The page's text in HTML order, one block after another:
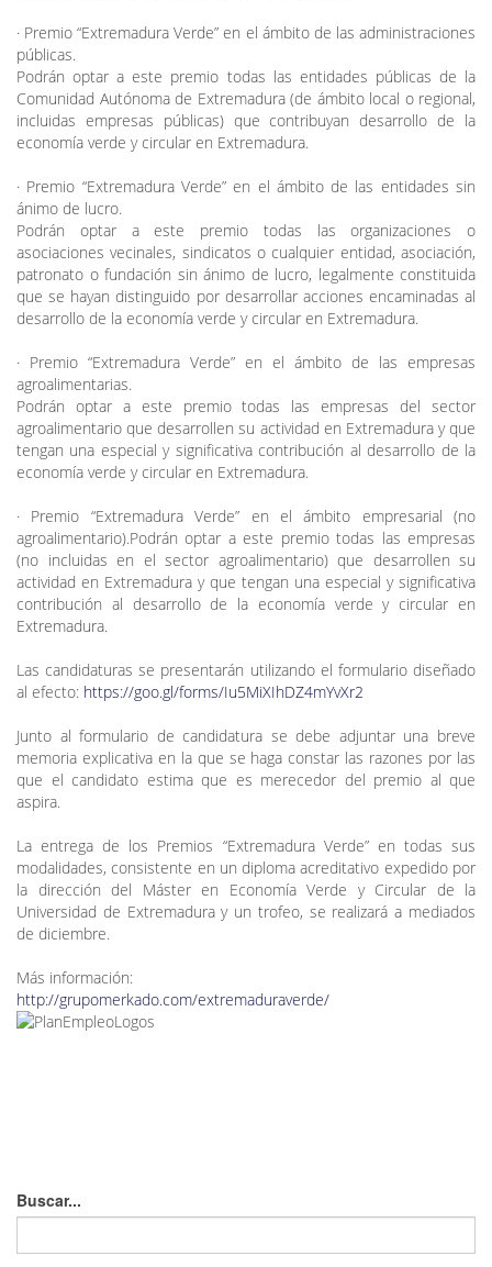
· Premio “Extremadura Verde” en el ámbito de las administraciones
públicas.
Podrán optar a este premio todas las entidades públicas de la
Comunidad Autónoma de Extremadura (de ámbito local o regional,
incluidas empresas públicas) que contribuyan desarrollo de la
economía verde y circular en Extremadura.
· Premio “Extremadura Verde” en el ámbito de las entidades sin
ánimo de lucro.
Podrán optar a este premio todas las organizaciones o
asociaciones vecinales, sindicatos o cualquier entidad, asociación,
patronato o fundación sin ánimo de lucro, legalmente constituida
que se hayan distinguido por desarrollar acciones encaminadas al
desarrollo de la economía verde y circular en Extremadura.
· Premio “Extremadura Verde” en el ámbito de las empresas
agroalimentarias.
Podrán optar a este premio todas las empresas del sector
agroalimentario que desarrollen su actividad en Extremadura y que
tengan una especial y significativa contribución al desarrollo de la
economía verde y circular en Extremadura.
· Premio “Extremadura Verde” en el ámbito empresarial (no
agroalimentario).Podrán optar a este premio todas las empresas
(no incluidas en el sector agroalimentario) que desarrollen su
actividad en Extremadura y que tengan una especial y significativa
contribución al desarrollo de la economía verde y circular en
Extremadura.
Las candidaturas se presentarán utilizando el formulario diseñado
al efecto: https://goo.gl/forms/Iu5MiXIhDZ4mYvXr2
Junto al formulario de candidatura se debe adjuntar una breve
memoria explicativa en la que se haga constar las razones por las
que el candidato estima que es merecedor del premio al que
aspira.
La entrega de los Premios “Extremadura Verde” en todas sus
modalidades, consistente en un diploma acreditativo expedido por
la dirección del Máster en Economía Verde y Circular de la
Universidad de Extremadura y un trofeo, se realizará a mediados
de diciembre.
Más información:
http://grupomerkado.com/extremaduraverde/
Buscar...